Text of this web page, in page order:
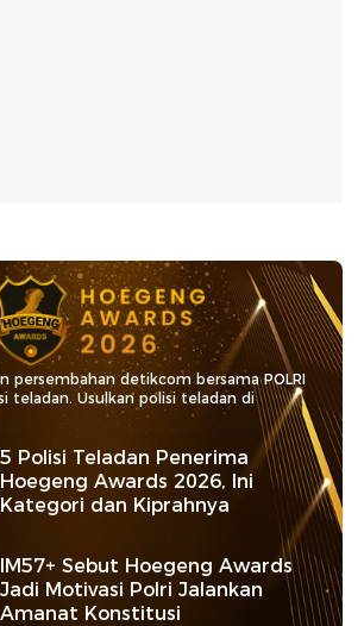
persembahan detikcom bersama POLRI
teladan. Usulkan polisi teladan di
5 Polisi Teladan Penerima
Hoegeng Awards 2026, Ini
Kategori dan Kiprahnya
IM57+ Sebut Hoegeng Awards
Jadi Motivasi Polri Jalankan
Amanat Konstitusi